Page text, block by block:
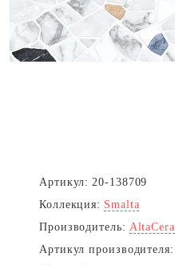
Next
Артикул: 20-138709
Коллекция: Smalta
Производитель: AltaCera
Артикул производителя: